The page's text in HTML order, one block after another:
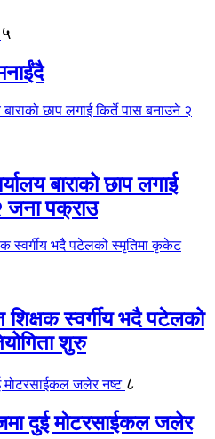
५
बाराको छाप लगाई
जना पक्राउ
शिक्षक स्वर्गीय भदै पटेलको
शुरु
८
दुई मोटरसाईकल जलेर